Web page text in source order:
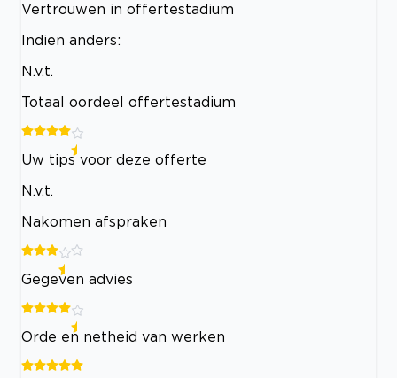
Vertrouwen in offertestadium
Indien anders:
N.v.t.
Totaal oordeel offertestadium
Uw tips voor deze offerte
N.v.t.
Nakomen afspraken
Gegeven advies
Orde en netheid van werken